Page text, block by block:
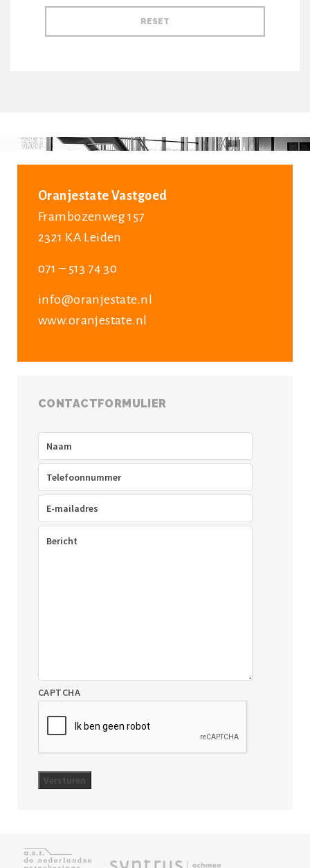
Oranjestate Vastgoed
Frambozenweg 157
2321 KA Leiden
071 – 513 74 30
info@oranjestate.nl
www.oranjestate.nl
CONTACTFORMULIER
Telefoon
mailadres(Vereist)
CAPTCHA